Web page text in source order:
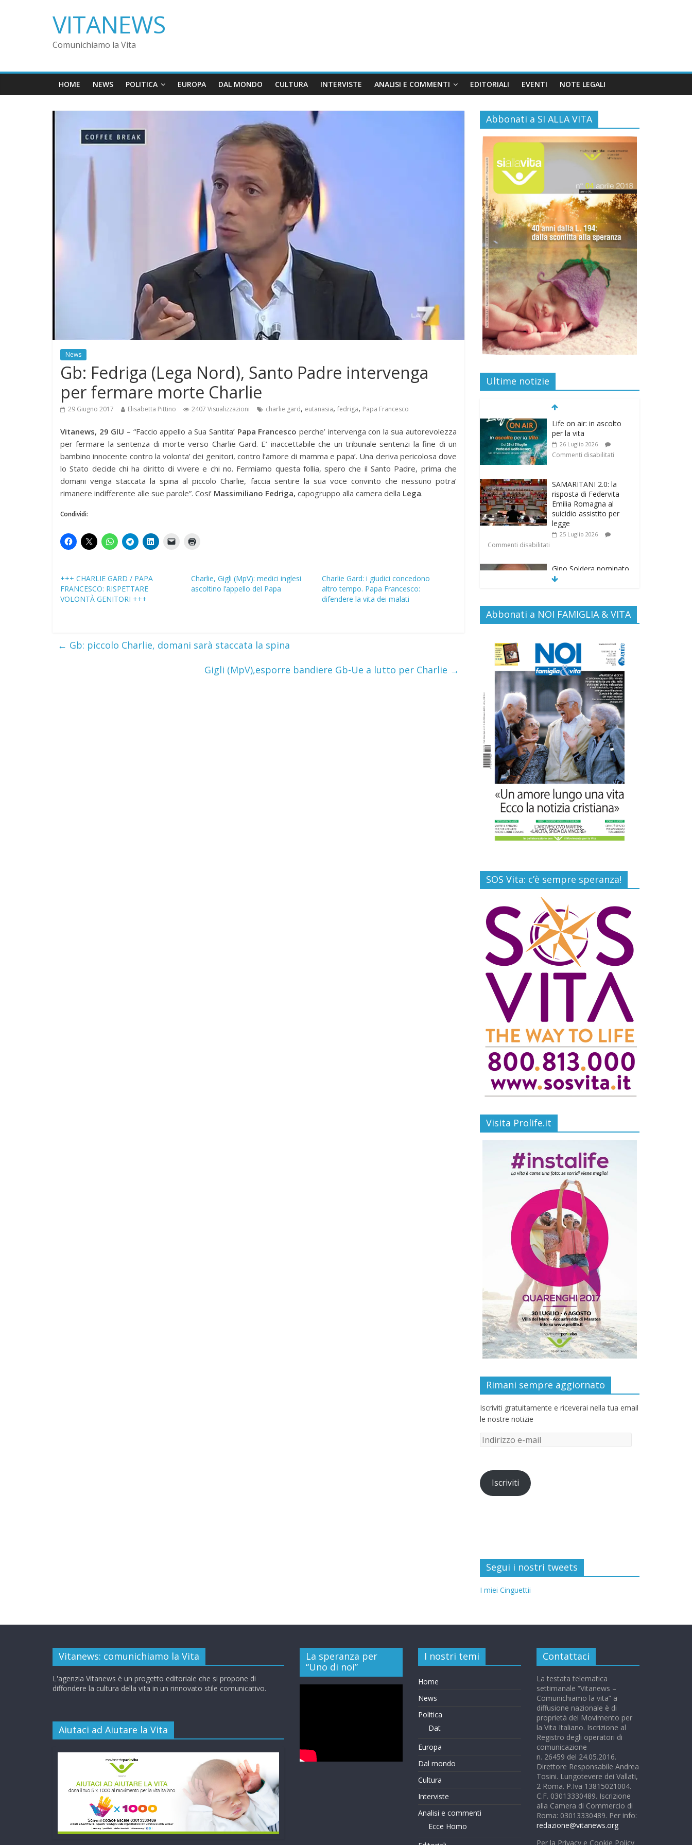
VITANEWS
Comunichiamo la Vita
HOME NEWS POLITICA EUROPA DAL MONDO CULTURA INTERVISTE ANALISI E COMMENTI EDITORIALI EVENTI NOTE LEGALI
News
Gb: Fedriga (Lega Nord), Santo Padre intervenga
per fermare morte Charlie
29 Giugno 2017 Elisabetta Pittino 2407 Visualizzazioni charlie gard, eutanasia, fedriga, Papa Francesco
Vitanews, 29 GIU – “Faccio appello a Sua Santita’ Papa Francesco perche’ intervenga con la sua autorevolezza
per fermare la sentenza di morte verso Charlie Gard. E’ inaccettabile che un tribunale sentenzi la fine di un
bambino innocente contro la volonta’ dei genitori, contro l’amore di mamma e papa’. Una deriva pericolosa dove
lo Stato decide chi ha diritto di vivere e chi no. Fermiamo questa follia, spero che il Santo Padre, prima che
domani venga staccata la spina al piccolo Charlie, faccia sentire la sua voce convinto che nessuno potra’
rimanere indifferente alle sue parole”. Cosi’ Massimiliano Fedriga, capogruppo alla camera della Lega.
Condividi:
+++ CHARLIE GARD / PAPA
FRANCESCO: RISPETTARE
VOLONTÀ GENITORI +++
Charlie, Gigli (MpV): medici inglesi
ascoltino l’appello del Papa
Charlie Gard: i giudici concedono
altro tempo. Papa Francesco:
difendere la vita dei malati
← Gb: piccolo Charlie, domani sarà staccata la spina
Gigli (MpV),esporre bandiere Gb-Ue a lutto per Charlie →
Abbonati a SI ALLA VITA
Ultime notizie
Life on air: in ascolto
per la vita
26 Luglio 2026
Commenti disabilitati
SAMARITANI 2.0: la
risposta di Federvita
Emilia Romagna al
suicidio assistito per
legge
25 Luglio 2026
Commenti disabilitati
Gino Soldera nominato
Membro della “Hall of
Commenti disabilitati
EDITORIA: “LETTERE
AL POPOLO DELLA
VITA”
13 Luglio 2026
Commenti disabilitati
Inghilterra e Galles: la
lobby dell’eutanasia ci
riprova. Ma il fronte del
“No” (medici in testa) si
compatta
8 Luglio 2026
Commenti disabilitati
“Pace nel grembo è
pace nel mondo”: a
Lecce il 46° Convegno
Nazionale del
Movimento per la Vita
31 Luglio 2026
Abbonati a NOI FAMIGLIA & VITA
SOS Vita: c’è sempre speranza!
Visita Prolife.it
Rimani sempre aggiornato
Iscriviti gratuitamente e riceverai nella tua email
le nostre notizie
Iscriviti
Segui i nostri tweets
I miei Cinguettii
Vitanews: comunichiamo la Vita
L'agenzia Vitanews è un progetto editoriale che si propone di
diffondere la cultura della vita in un rinnovato stile comunicativo.
Aiutaci ad Aiutare la Vita
La speranza per
“Uno di noi”
I nostri temi
Home
News
Politica
Dat
Europa
Dal mondo
Cultura
Interviste
Analisi e commenti
Ecce Homo
Contattaci
La testata telematica
settimanale “Vitanews –
Comunichiamo la vita” a
diffusione nazionale è di
proprietà del Movimento per
la Vita Italiano. Iscrizione al
Registro degli operatori di
comunicazione
n. 26459 del 24.05.2016.
Direttore Responsabile Andrea
Tosini. Lungotevere dei Vallati,
2 Roma. P.Iva 13815021004.
C.F. 03013330489. Iscrizione
alla Camera di Commercio di
Roma: 03013330489. Per info:
redazione@vitanews.org
Per la Privacy e Cookie Policy